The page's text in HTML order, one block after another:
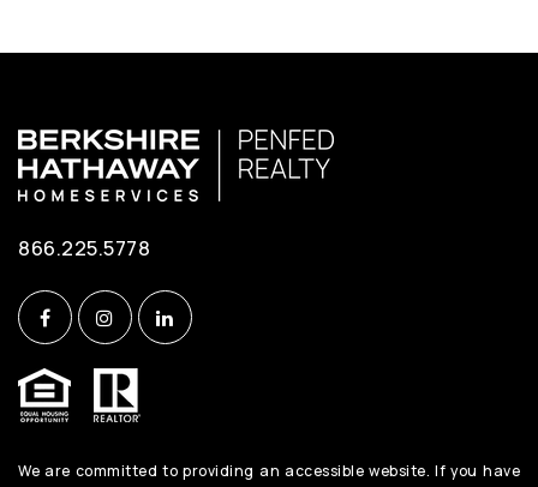
866.225.5778
We are committed to providing an accessible website. If you have